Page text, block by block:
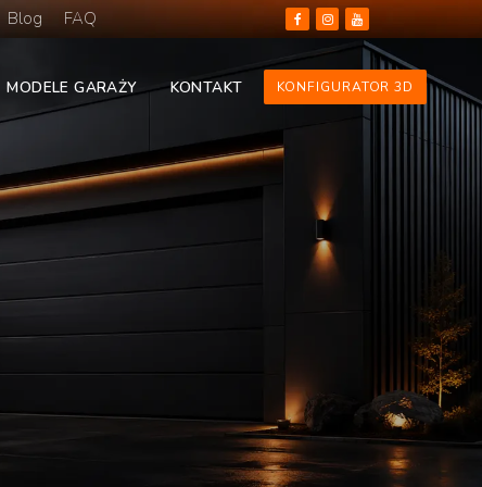
Blog FAQ
MODELE GARAŻY KONTAKT KONFIGURATOR 3D